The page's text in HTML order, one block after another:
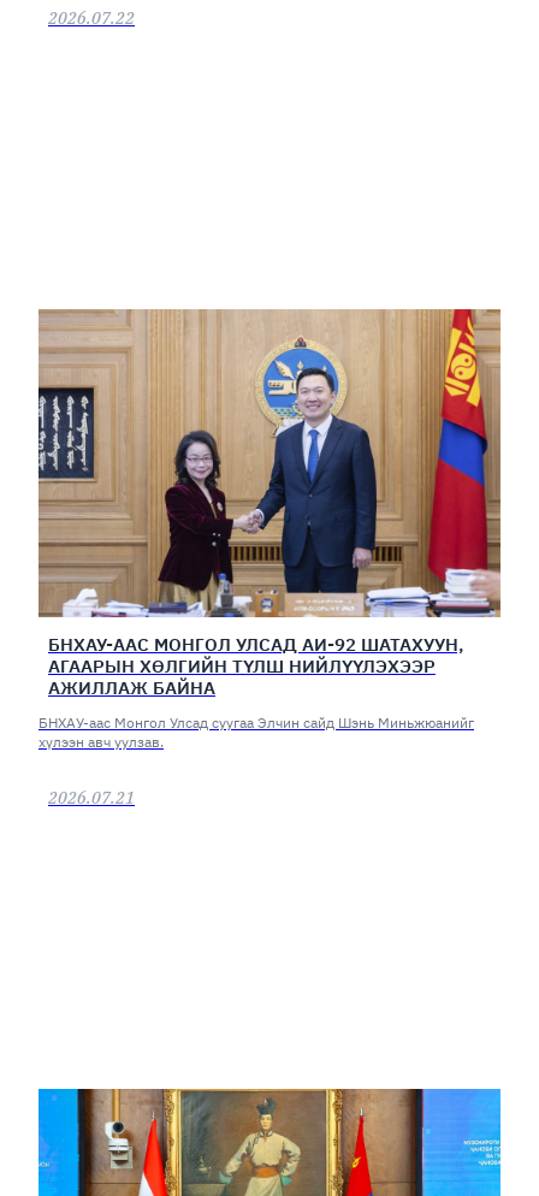
2026.07.22
БНХАУ-ААС МОНГОЛ УЛСАД АИ-92 ШАТАХУУН,
АГААРЫН ХӨЛГИЙН ТҮЛШ НИЙЛҮҮЛЭХЭЭР
АЖИЛЛАЖ БАЙНА
БНХАУ-аас Монгол Улсад суугаа Элчин сайд Шэнь Миньжюанийг
хүлээн авч уулзав.
2026.07.21